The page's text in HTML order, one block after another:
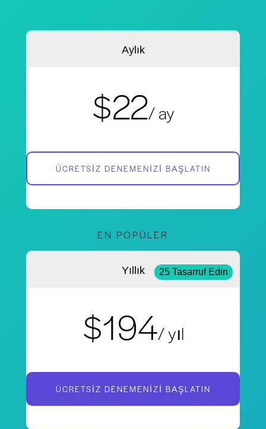
Aylık
$22/ ay
ÜCRETSIZ DENEMENIZI BAŞLATIN
EN POPÜLER
Yıllık 25 Tasarruf Edin
$194/ yıl
ÜCRETSIZ DENEMENIZI BAŞLATIN